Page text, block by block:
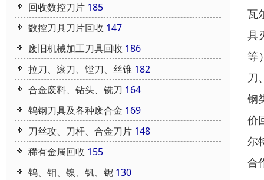
回收数控刀片 185
数控刀具刀片回收 147
废旧机械加工刀具回收 186
拉刀、滚刀、镗刀、丝锥 182
合金废料、钻头、铣刀 164
钨钢刀具及各种废合金 169
刀丝攻、刀杆、合金刀片 148
稀有金属回收 155
钨、钼、镍、钒、铌 130
瓦
具
等
刀
钢
价
尔
合